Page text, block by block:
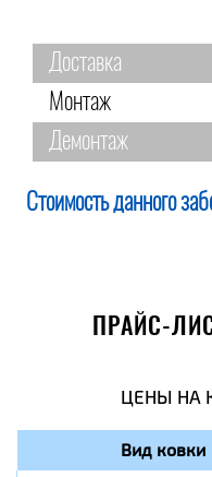
Доставка
Монтаж
Демонтаж
Стоимость данного
ПРАЙС-
ЦЕНЫ НА
Вид ковки